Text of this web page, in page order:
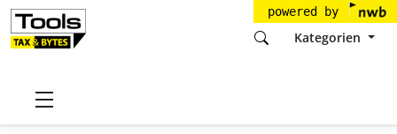
powered by
Kategorien
Startseite